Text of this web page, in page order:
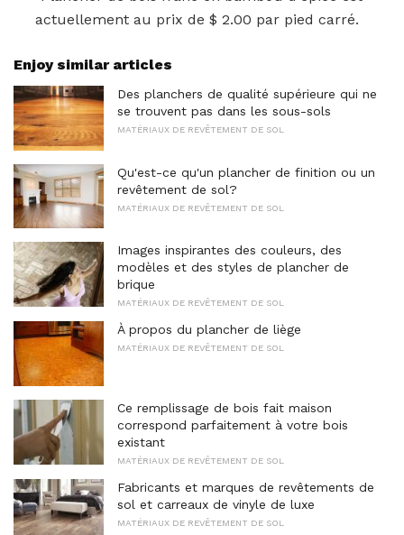
actuellement au prix de $ 2.00 par pied carré.
Enjoy similar articles
Des planchers de qualité supérieure qui ne
se trouvent pas dans les sous-sols
MATÉRIAUX DE REVÊTEMENT DE SOL
Qu'est-ce qu'un plancher de finition ou un
revêtement de sol?
MATÉRIAUX DE REVÊTEMENT DE SOL
Images inspirantes des couleurs, des
modèles et des styles de plancher de
brique
MATÉRIAUX DE REVÊTEMENT DE SOL
À propos du plancher de liège
MATÉRIAUX DE REVÊTEMENT DE SOL
Ce remplissage de bois fait maison
correspond parfaitement à votre bois
existant
MATÉRIAUX DE REVÊTEMENT DE SOL
Fabricants et marques de revêtements de
sol et carreaux de vinyle de luxe
MATÉRIAUX DE REVÊTEMENT DE SOL